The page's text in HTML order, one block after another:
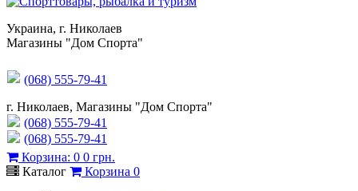
Украина, г. Николаев
Магазины "Дом Спорта"
(068) 555-79-41
г. Николаев, Магазины "Дом Спорта"
(068) 555-79-41
(068) 555-79-41
Корзина: 0 0 грн.
Каталог
Корзина 0